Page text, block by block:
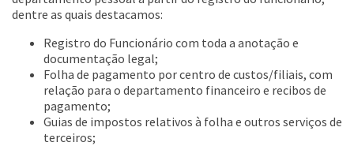
dentre as quais destacamos:
Registro do Funcionário com toda a anotação e
documentação legal;
Folha de pagamento por centro de custos/filiais, com
relação para o departamento financeiro e recibos de
pagamento;
Guias de impostos relativos à folha e outros serviços de
terceiros;